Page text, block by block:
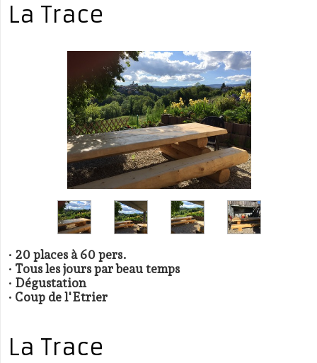
La Trace
· 20 places à 60 pers.
· Tous les jours par beau temps
· Dégustation
· Coup de l'Etrier
La Trace